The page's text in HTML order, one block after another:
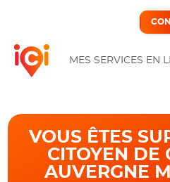
ICI
MES SERVICES EN
VOUS ÊTES
CITOYEN DE
AUVERGNE